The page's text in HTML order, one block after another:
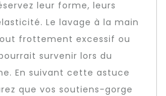
leur forme, leurs
Le lavage à la main
frottement excessif ou
survenir lors du
En suivant cette astuce
que vos soutiens-gorge